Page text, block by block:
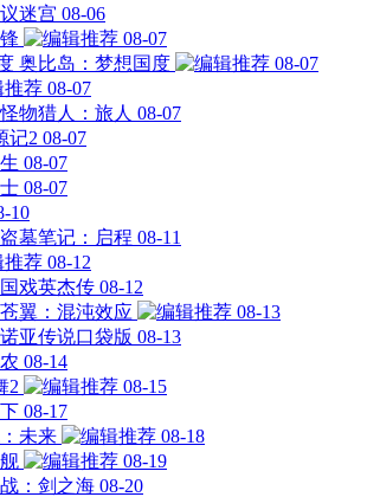
迷宫 08-06
08-07
奥比岛：梦想国度
08-07
08-07
怪物猎人：旅人 08-07
记2 08-07
08-07
08-07
10
盗墓笔记：启程 08-11
08-12
戏英杰传 08-12
苍翼：混沌效应
08-13
诺亚传说口袋版 08-13
08-14
2
08-15
08-17
未来
08-18
08-19
：剑之海 08-20